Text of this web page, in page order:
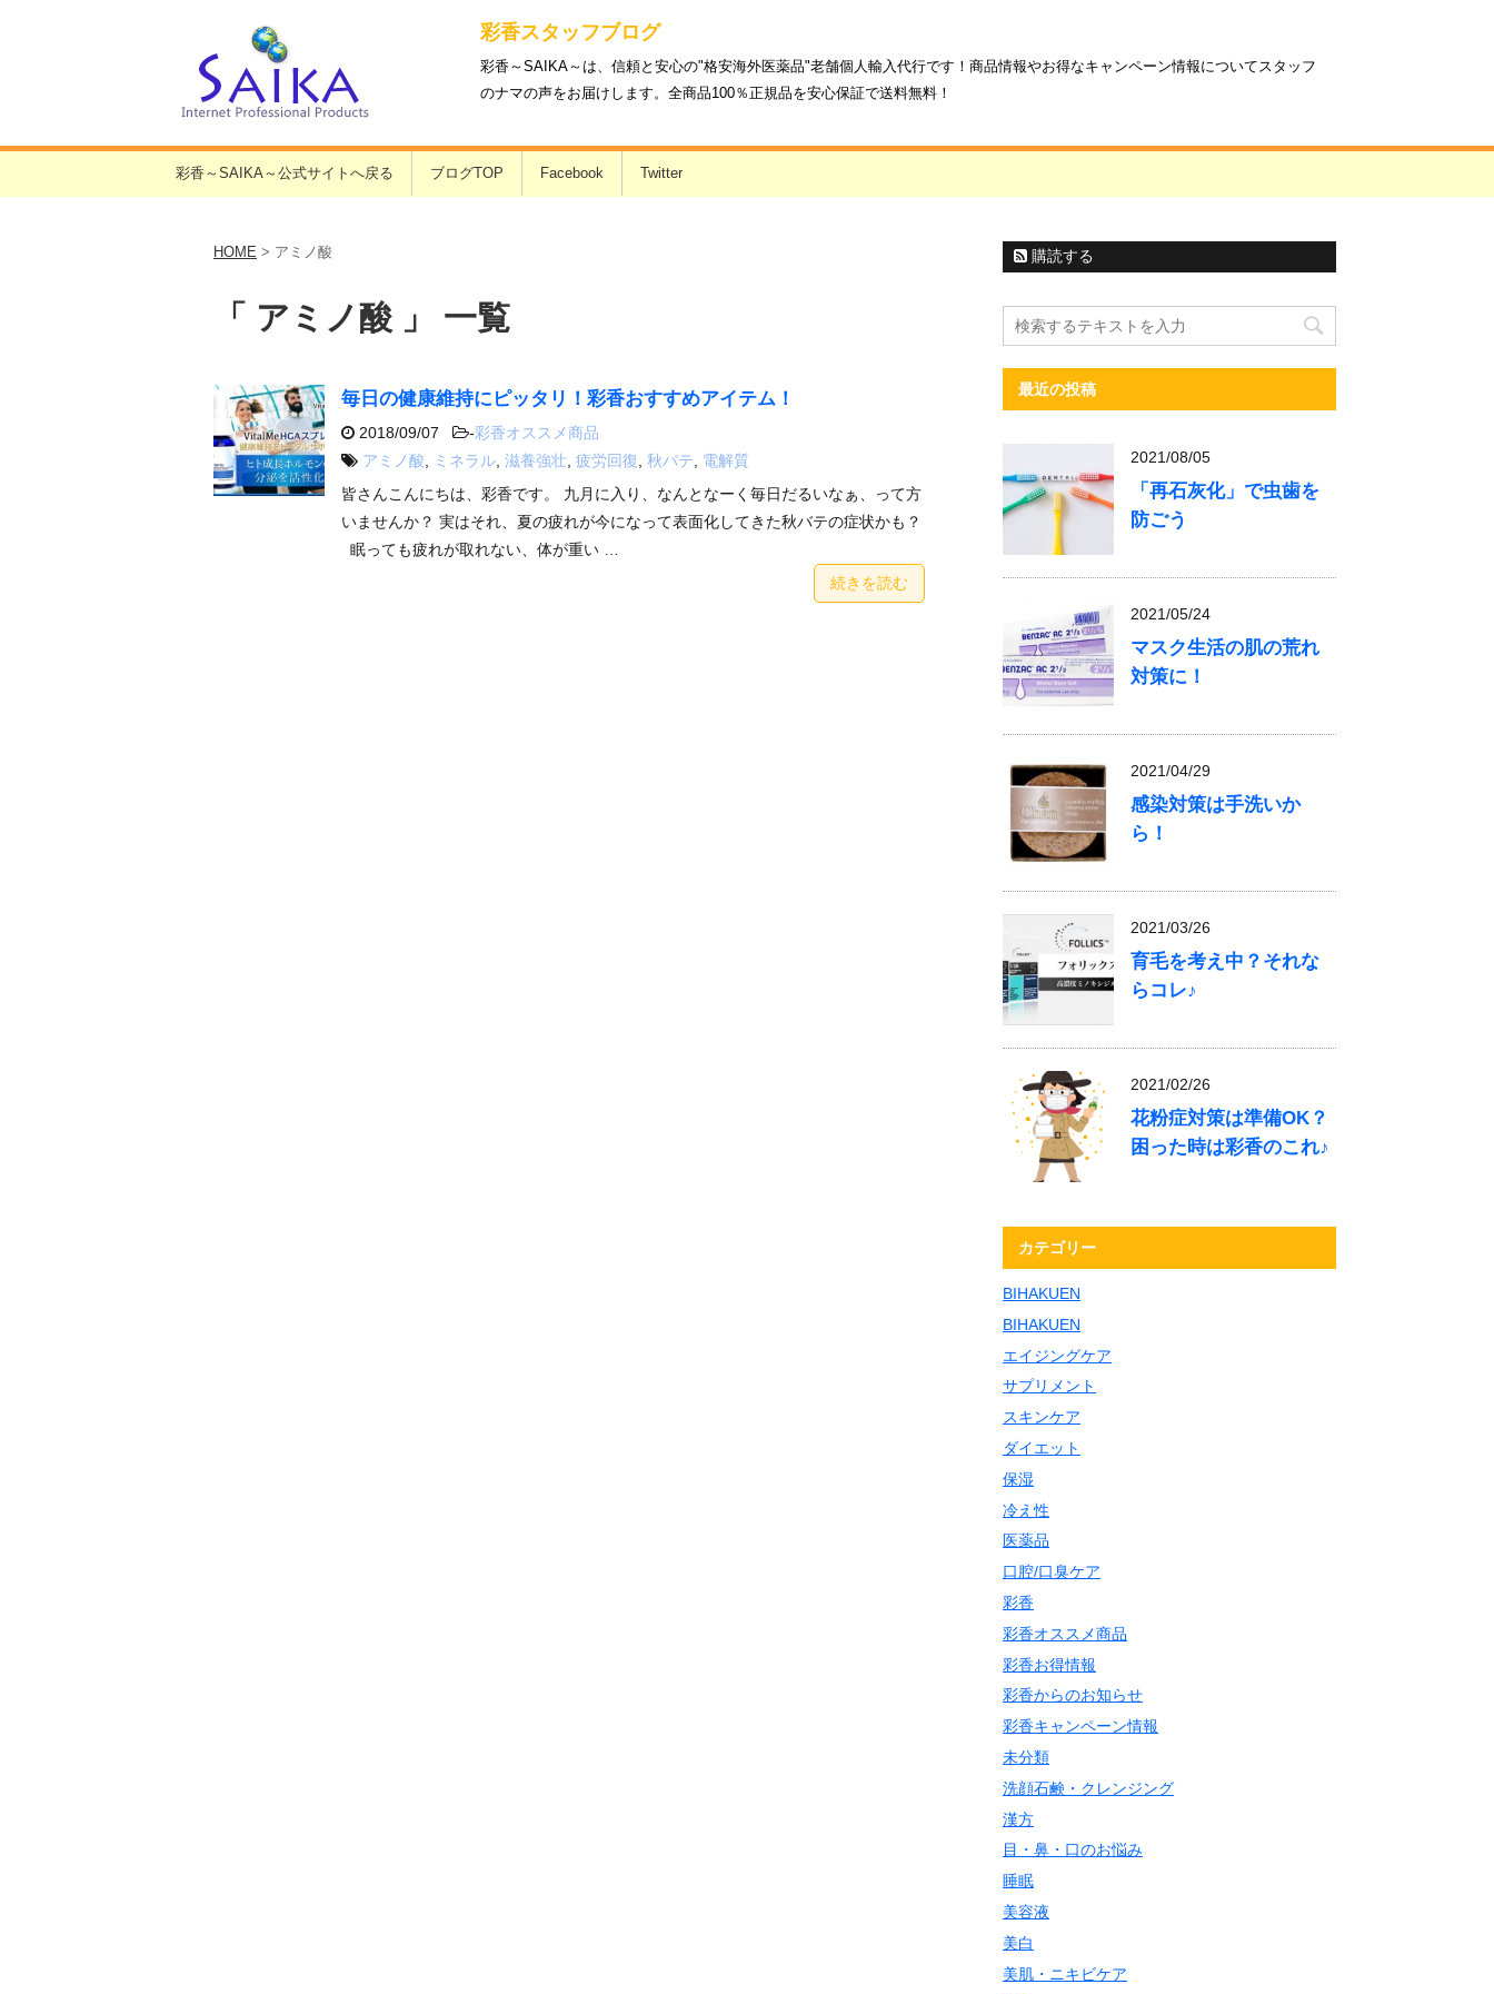
彩香スタッフブログ
彩香～SAIKA～は、信頼と安心の"格安海外医薬品"老舗個人輸入代行です！商品情報やお得なキャンペーン情報についてスタッフ
のナマの声をお届けします。全商品100％正規品を安心保証で送料無料！
彩香～SAIKA～公式サイトへ戻る ブログTOP Facebook Twitter
HOME > アミノ酸
「 アミノ酸 」 一覧
毎日の健康維持にピッタリ！彩香おすすめアイテム！
2018/09/07 -彩香オススメ商品
アミノ酸
ミネラル 滋養強壮 疲労回復 秋バテ
電解質
皆さんこんにちは、彩香です。 九月に入り、なんとなーく毎日だるいなぁ、って方
いませんか？ 実はそれ、夏の疲れが今になって表面化してきた秋バテの症状かも？
眠っても疲れが取れない、体が重い …
続きを読む
購読する
最近の投稿
2021/08/05
「再石灰化」で虫歯を
防ごう
2021/05/24
マスク生活の肌の荒れ
対策に！
2021/04/29
感染対策は手洗いか
ら！
2021/03/26
育毛を考え中？それな
らコレ♪
2021/02/26
花粉症対策は準備OK？
困った時は彩香のこれ♪
カテゴリー
BIHAKUEN
BIHAKUEN
エイジングケア
サプリメント
スキンケア
ダイエット
保湿
冷え性
医薬品
口腔/口臭ケア
彩香
彩香オススメ商品
彩香お得情報
彩香からのお知らせ
彩香キャンペーン情報
未分類
洗顔石鹸・クレンジング
漢方
目・鼻・口のお悩み
睡眠
美容液
美白
美肌・ニキビケア